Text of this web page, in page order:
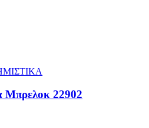
Μπρελοκ 22902